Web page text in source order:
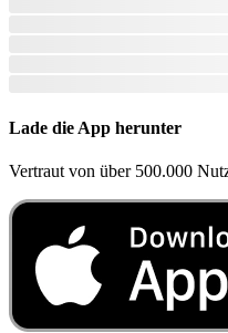
Lade die App herunter
Vertraut von über 500.000